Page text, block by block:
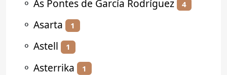
⚬ As Pontes de García Rodríguez 4
⚬ Asarta 1
⚬ Astell 1
⚬ Asterrika 1